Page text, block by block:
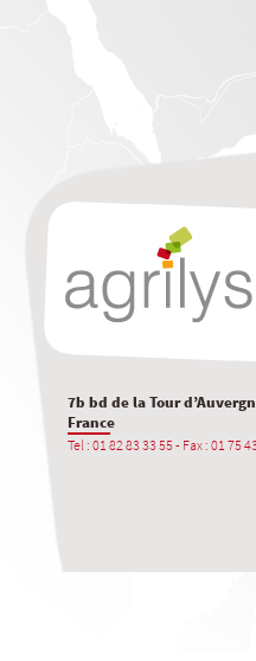
7b bd de la Tour
France
Tel : 01 82 83 33 55 - Fax : 01 75